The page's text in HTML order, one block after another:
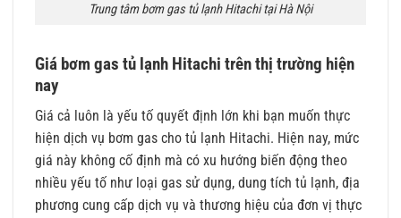
Trung tâm bơm gas tủ lạnh Hitachi tại Hà Nội
Giá bơm gas tủ lạnh Hitachi trên thị trường hiện
nay
Giá cả luôn là yếu tố quyết định lớn khi bạn muốn thực
hiện dịch vụ bơm gas cho tủ lạnh Hitachi. Hiện nay, mức
giá này không cố định mà có xu hướng biến động theo
nhiều yếu tố như loại gas sử dụng, dung tích tủ lạnh, địa
phương cung cấp dịch vụ và thương hiệu của đơn vị thực